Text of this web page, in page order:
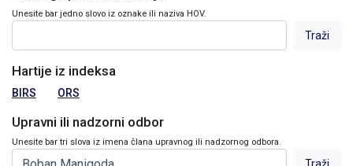
Unesite bar jedno slovo iz oznake ili naziva HOV.
Hartije iz indeksa
BIRS ORS
Upravni ili nadzorni odbor
Unesite bar tri slova iz imena člana upravnog ili nadzornog odbora.